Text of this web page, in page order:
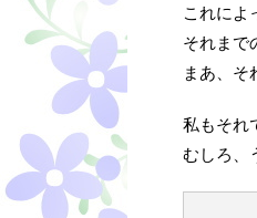
これによ
それまで
まあ、そ
私もそれ
むしろ、